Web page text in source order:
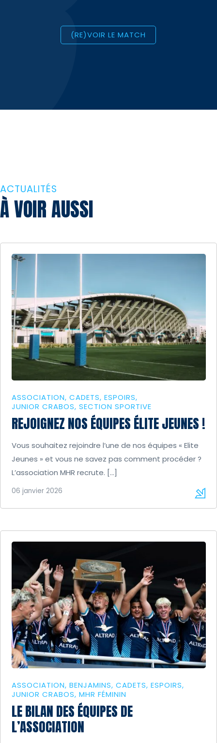
(RE)VOIR LE MATCH
ACTUALITÉS
À VOIR AUSSI
ASSOCIATION CADETS ESPOIRS
JUNIOR CRABOS SECTION SPORTIVE
REJOIGNEZ NOS ÉQUIPES ÉLITE JEUNES !
Vous souhaitez rejoindre l’une de nos équipes « Elite
Jeunes » et vous ne savez pas comment procéder ?
L’association MHR recrute. […]
06 janvier 2026
ASSOCIATION BENJAMINS CADETS ESPOIRS
JUNIOR CRABOS MHR FÉMININ
LE BILAN DES ÉQUIPES DE
L’ASSOCIATION